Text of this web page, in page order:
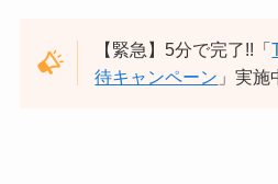
【緊急】5分で完了!!「
待キャンペーン 」実施